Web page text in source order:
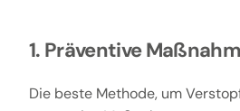
1. Präventive
Die beste Methode, um